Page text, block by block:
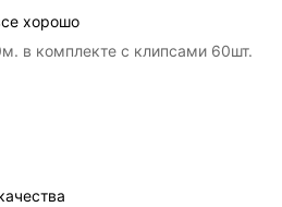
хорошо
в комплекте с клипсами 60шт.